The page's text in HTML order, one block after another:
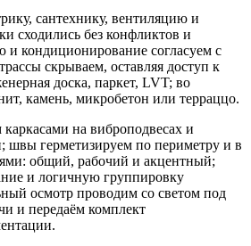
сантехнику, вентиляцию и
сходились без конфликтов и
и кондиционирование согласуем с
скрываем, оставляя доступ к
доска, паркет, LVT; во
камень, микробетон или терраццо.
на виброподвесах и
герметизируем по периметру и в
общий, рабочий и акцентный;
и логичную группировку
осмотр проводим со светом под
и передаём комплект